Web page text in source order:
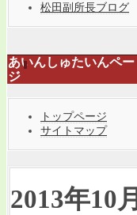
松田副所長ブログ
あいんしゅたいんペー
ジ
トップページ
サイトマップ
2013年10月